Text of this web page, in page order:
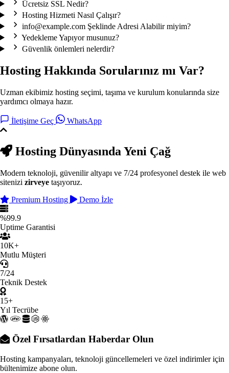
Ücretsiz SSL Nedir?
Hosting Hizmeti Nasıl Çalışır?
info@example.com Şeklinde Adresi Alabilir miyim?
Yedekleme Yapıyor musunuz?
Güvenlik önlemleri nelerdir?
Hosting Hakkında Sorularınız mı Var?
Uzman ekibimiz hosting seçimi, taşıma ve kurulum konularında size
yardımcı olmaya hazır.
İletişime Geç WhatsApp
Hosting DünyasındaYeni Çağ
Modern teknoloji, güvenilir altyapı ve 7/24 profesyonel destek ile web
sitenizi zirveye taşıyoruz.
Premium Hosting
Demo İzle
%99.9
Uptime Garantisi
10K+
Mutlu Müşteri
7/24
Teknik Destek
15+
Yıl Tecrübe
Özel Fırsatlardan Haberdar Olun
Hosting kampanyaları, teknoloji güncellemeleri ve özel indirimler için
bültenimize abone olun.